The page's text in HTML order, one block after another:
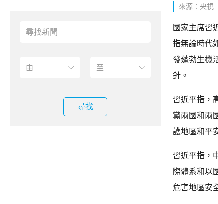
尋找
來源：央視
國家主席習
指無論時代
發蓬勃生機
針。
習近平指，
黨兩國和兩
護地區和平
習近平指，
際體系和以
危害地區安